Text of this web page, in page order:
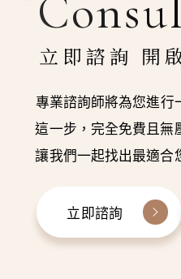
立即諮詢 開
專業諮詢師將為您進行
這一步，完全免費且無
讓我們一起找出最適合
立即諮詢